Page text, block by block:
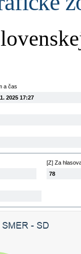
a čas
2025 17:27
[Z] Za
78